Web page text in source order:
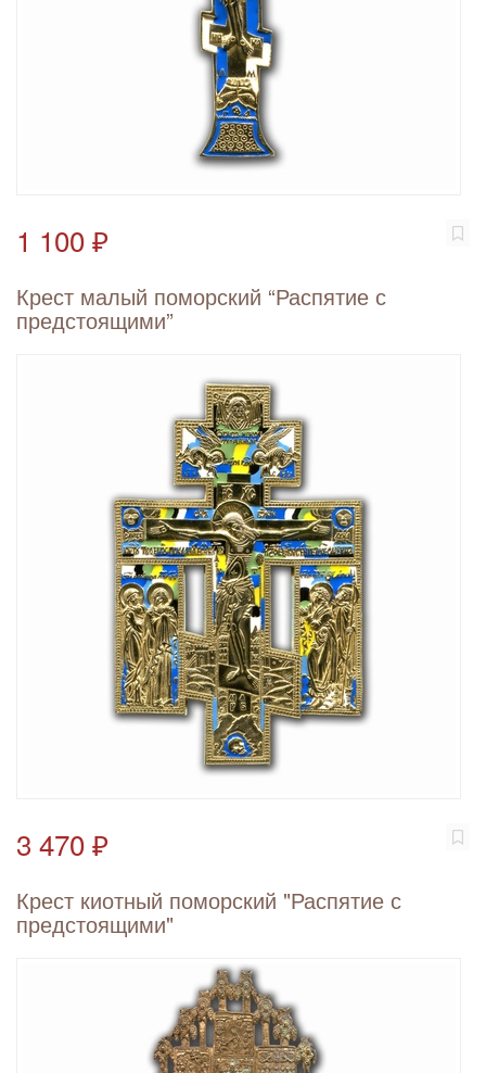
1 100 ₽
Крест малый поморский “Распятие с
предстоящими”
3 470 ₽
Крест киотный поморский "Распятие с
предстоящими"